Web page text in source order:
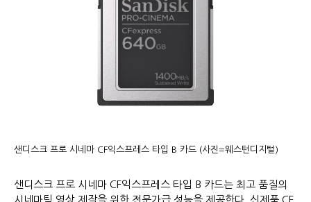
샌디스크 프로 시네마 CF익스프레스 타입 B 카드 (사진=웨스턴디지털)
샌디스크 프로 시네마 CF익스프레스 타입 B 카드는 최고 품질의
시네마틱 영상 제작을 위한 전문가급 성능을 제공한다. 신제품 CF